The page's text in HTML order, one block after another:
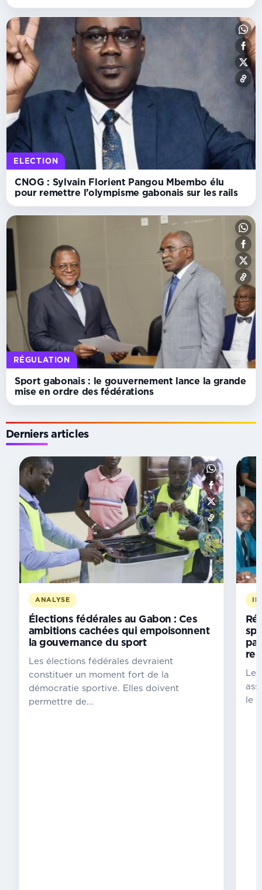
ELECTION
CNOG : Sylvain Florient Pangou Mbembo élu
pour remettre l’olympisme gabonais sur les rails
RÉGULATION
Sport gabonais : le gouvernement lance la grande
mise en ordre des fédérations
Derniers articles
SEMAINE
Leadership
féminin :
le
Gabon
devenir
un
carrefour
africain
sport
des
médias
Libreville
accueilli,
ANALYSE
Élections fédérales au Gabon : Ces
ambitions cachées qui empoisonnent
la gouvernance du sport
Les élections fédérales devraient
constituer un moment fort de la
démocratie sportive. Elles doivent
permettre de...
Le
le